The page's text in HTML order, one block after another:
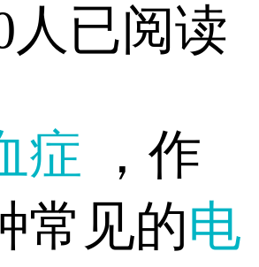
人已阅读
症
，作
常见的电